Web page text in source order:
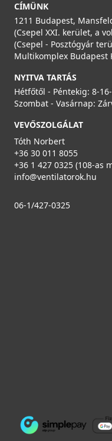
GONAL CMF- 100C
CÍMÜNK
1211 Budapest,
(Csepel XXI. kerület, a
(Csepel - Posztógyár
Multikomplex Budapest
NYITVA TARTÁS
Hétfőtől - Péntekig: 8-
Szombat - Vasárnap:
VEVŐSZOLGÁLAT
Tóth Norbert
+36 30 011 8055
+36 1 427 0325 (108-as
info@ventilatorok.hu
06-1/427-0325